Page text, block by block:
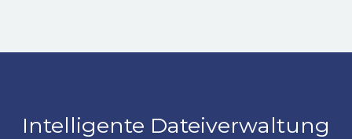
Intelligente Dateiverwaltung